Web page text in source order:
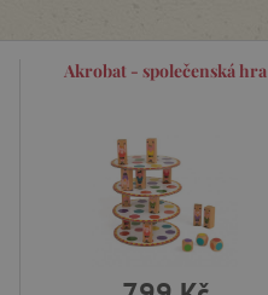
Akrobat - společenská hra